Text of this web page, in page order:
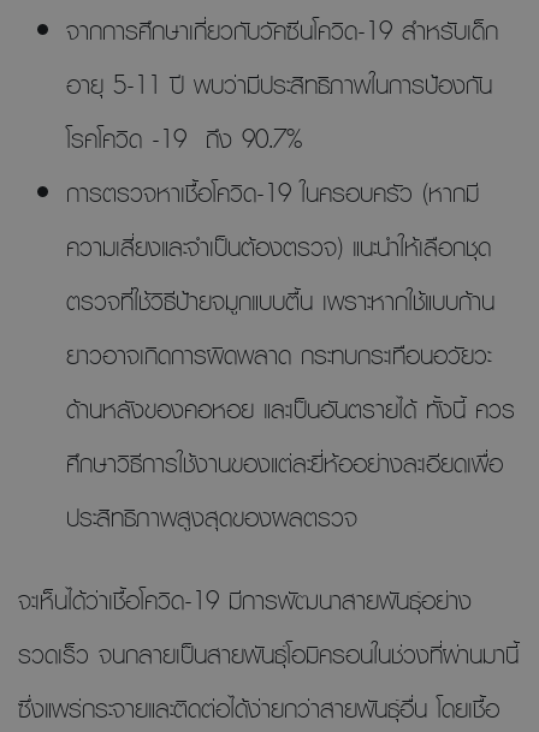
จากการศึกษาเกี่ยวกับวัคซีนโควิด-19 สำหรับเด็ก
อายุ 5-11 ปี พบว่ามีประสิทธิภาพในการป้องกัน
โรคโควิด -19 ถึง 90.7%
การตรวจหาเชื้อโควิด-19 ในครอบครัว (หากมี
ความเสี่ยงและจำเป็นต้องตรวจ) แนะนำให้เลือกชุด
ตรวจที่ใช้วิธีป้ายจมูกแบบตื้น เพราะหากใช้แบบก้าน
ยาวอาจเกิดการผิดพลาด กระทบกระเทือนอวัยวะ
ด้านหลังของคอหอย และเป็นอันตรายได้ ทั้งนี้ ควร
ศึกษาวิธีการใช้งานของแต่ละยี่ห้ออย่างละเอียดเพื่อ
ประสิทธิภาพสูงสุดของผลตรวจ
จะเห็นได้ว่าเชื้อโควิด-19 มีการพัฒนาสายพันธุ์อย่าง
รวดเร็ว จนกลายเป็นสายพันธุ์โอมิครอนในช่วงที่ผ่านมานี้
ซึ่งแพร่กระจายและติดต่อได้ง่ายกว่าสายพันธุ์อื่น โดยเชื้อ